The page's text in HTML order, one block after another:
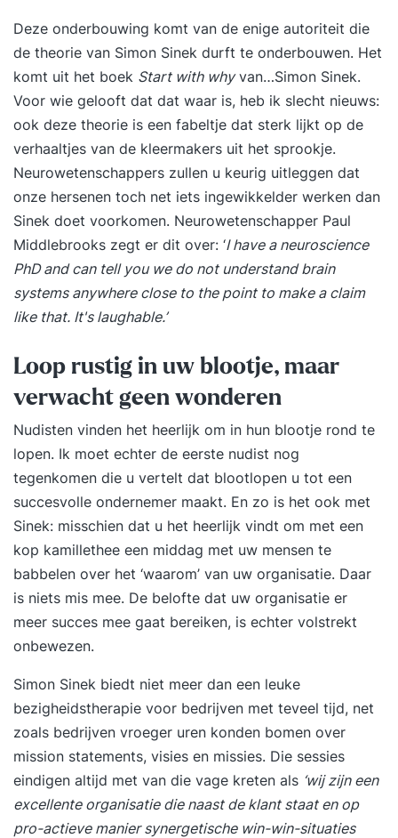
Deze onderbouwing komt van de enige autoriteit die
de theorie van Simon Sinek durft te onderbouwen. Het
komt uit het boek Start with whyvan…Simon Sinek.
Voor wie gelooft dat dat waar is, heb ik slecht nieuws:
ook deze theorie is een fabeltje dat sterk lijkt op de
verhaaltjes van de kleermakers uit het sprookje.
Neurowetenschappers zullen u keurig uitleggen dat
onze hersenen toch net iets ingewikkelder werken dan
Sinek doet voorkomen. Neurowetenschapper Paul
Middlebrooks zegt er dit over: ‘I have a neuroscience
PhD and can tell you we do not understand brain
systems anywhere close to the point to make a claim
like that. It's laughable.’
Loop rustig in uw blootje, maar
verwacht geen wonderen
Nudisten vinden het heerlijk om in hun blootje rond te
lopen. Ik moet echter de eerste nudist nog
tegenkomen die u vertelt dat blootlopen u tot een
succesvolle ondernemer maakt. En zo is het ook met
Sinek: misschien dat u het heerlijk vindt om met een
kop kamillethee een middag met uw mensen te
babbelen over het ‘waarom’ van uw organisatie. Daar
is niets mis mee. De belofte dat uw organisatie er
meer succes mee gaat bereiken, is echter volstrekt
onbewezen.
Simon Sinek biedt niet meer dan een leuke
bezigheidstherapie voor bedrijven met teveel tijd, net
zoals bedrijven vroeger uren konden bomen over
mission statements, visies en missies. Die sessies
eindigen altijd met van die vage kreten als ‘wij zijn een
excellente organisatie die naast de klant staat en op
pro-actieve manier synergetische win-win-situaties